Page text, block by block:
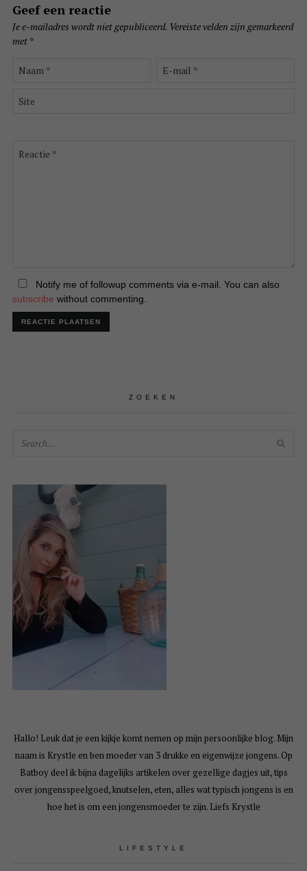
Geef een reactie
Je e-mailadres wordt niet gepubliceerd. Vereiste velden zijn gemarkeerd
met *
Notify me of followup comments via e-mail. You can also
subscribe without commenting.
ZOEKEN
Hallo! Leuk dat je een kijkje komt nemen op mijn persoonlijke blog. Mijn
naam is Krystle en ben moeder van 3 drukke en eigenwijze jongens. Op
Batboy deel ik bijna dagelijks artikelen over gezellige dagjes uit, tips
over jongensspeelgoed, knutselen, eten, alles wat typisch jongens is en
hoe het is om een jongensmoeder te zijn. Liefs Krystle
LIFESTYLE